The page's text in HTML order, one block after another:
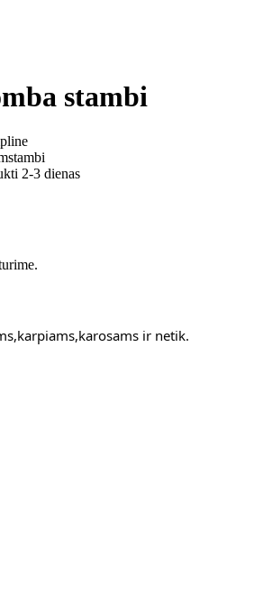
stambi
2-3 dienas
ir netik.